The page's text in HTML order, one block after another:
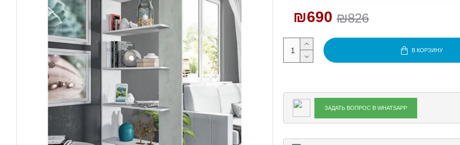
₪826
₪690
В КОРЗИНУ
ЗАДАТЬ ВОПРОС В WHATSAPP